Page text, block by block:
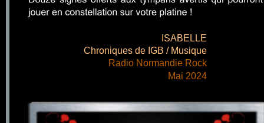
ISABELLE
Chroniques de IGB / Musique
Radio Normandie Rock
Mai 2024